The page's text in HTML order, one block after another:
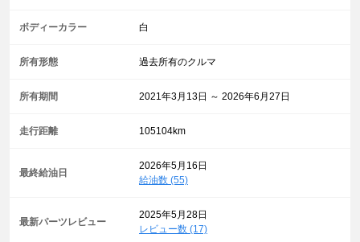
ボディーカラー 白
所有形態 過去所有のクルマ
所有期間 2021年3月13日 ～ 2026年6月27日
走行距離 105104km
最終給油日
2026年5月16日
給油数 (55)
最新パーツレビュー
2025年5月28日
レビュー数 (17)